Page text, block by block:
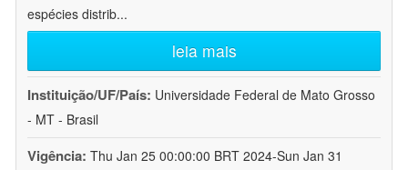
espécies distrib...
leia mais
Instituição/UF/País: Universidade Federal de Mato Grosso
- MT - Brasil
Vigência: Thu Jan 25 00:00:00 BRT 2024-Sun Jan 31